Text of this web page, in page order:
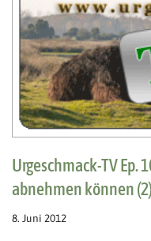
Urgeschmack-TV Ep.
abnehmen können
8. Juni 2012